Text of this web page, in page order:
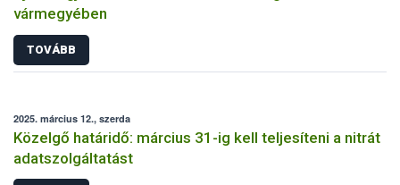
vármegyében
TOVÁBB
2025. március 12., szerda
Közelgő határidő: március 31-ig kell teljesíteni a nitrát
adatszolgáltatást